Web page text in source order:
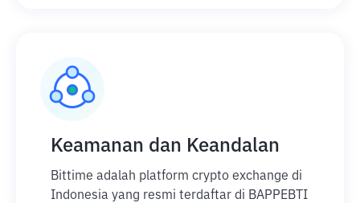
Keamanan dan Keandalan
Bittime adalah platform crypto exchange di
Indonesia yang resmi terdaftar di BAPPEBTI